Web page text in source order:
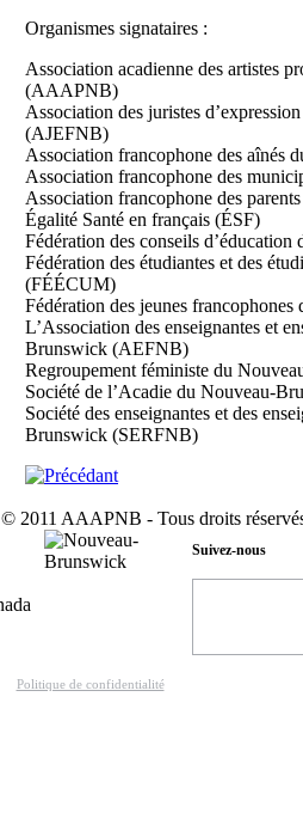
Organismes signataires :
Association acadienne des artistes
(AAAPNB)
Association des juristes
(AJEFNB)
Association francophone des
Association francophone des
Association francophone des
Égalité Santé en français (ÉSF)
Fédération des conseils
Fédération des étudiantes et des
(FÉÉCUM)
Fédération des jeunes
L’Association des enseignantes et
Brunswick (AEFNB)
Regroupement féministe du
Société de l’Acadie du Nouveau-
Société des enseignantes et des
Brunswick (SERFNB)
© 2011 AAAPNB - Tous droits
Suivez-nous
Politique de confidentialité